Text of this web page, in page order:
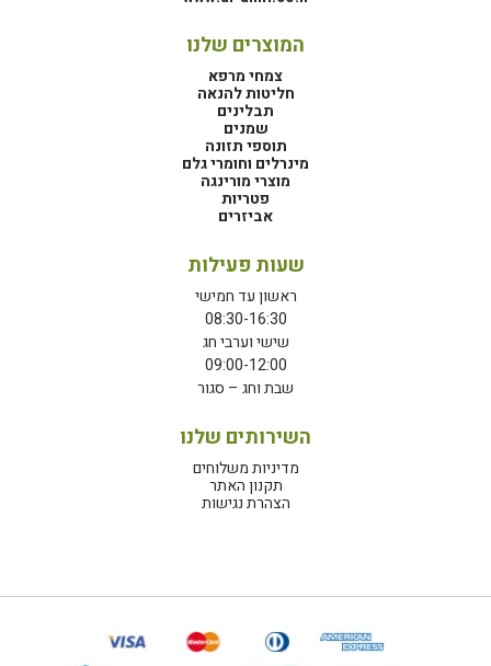
המוצרים שלנו
צמחי מרפא
חליטות להנאה
תבלינים
שמנים
תוספי תזונה
מינרלים וחומרי גלם
מוצרי מורינגה
פטריות
אביזרים
שעות פעילות
ראשון עד חמישי
08:30-16:30
שישי וערבי חג
09:00-12:00
שבת וחג – סגור
השירותים שלנו
מדיניות משלוחים
תקנון האתר
הצהרת נגישות